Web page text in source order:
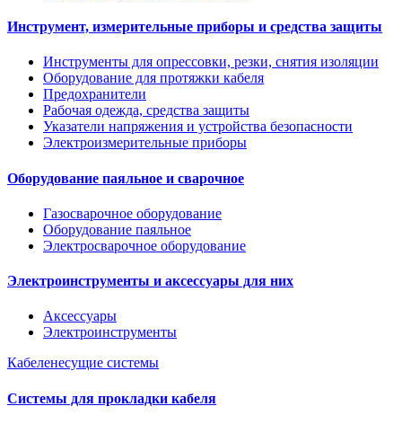
Инструмент, измерительные приборы и средства защиты
Инструменты для опрессовки, резки, снятия изоляции
Оборудование для протяжки кабеля
Предохранители
Рабочая одежда, средства защиты
Указатели напряжения и устройства безопасности
Электроизмерительные приборы
Оборудование паяльное и сварочное
Газосварочное оборудование
Оборудование паяльное
Электросварочное оборудование
Электроинструменты и аксессуары для них
Аксессуары
Электроинструменты
Кабеленесущие системы
Системы для прокладки кабеля